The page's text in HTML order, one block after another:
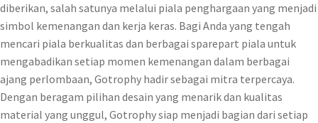
diberikan, salah satunya melalui piala penghargaan yang menjadi
simbol kemenangan dan kerja keras. Bagi Anda yang tengah
mencari piala berkualitas dan berbagai sparepart piala untuk
mengabadikan setiap momen kemenangan dalam berbagai
ajang perlombaan, Gotrophy hadir sebagai mitra terpercaya.
Dengan beragam pilihan desain yang menarik dan kualitas
material yang unggul, Gotrophy siap menjadi bagian dari setiap